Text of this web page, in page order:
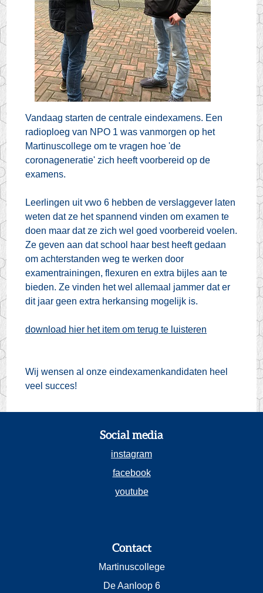
Vandaag starten de centrale eindexamens. Een
radioploeg van NPO 1 was vanmorgen op het
Martinuscollege om te vragen hoe 'de
coronageneratie' zich heeft voorbereid op de
examens.
Leerlingen uit vwo 6 hebben de verslaggever laten
weten dat ze het spannend vinden om examen te
doen maar dat ze zich wel goed voorbereid voelen.
Ze geven aan dat school haar best heeft gedaan
om achterstanden weg te werken door
examentrainingen, flexuren en extra bijles aan te
bieden. Ze vinden het wel allemaal jammer dat er
dit jaar geen extra herkansing mogelijk is.
download hier het item om terug te luisteren
Wij wensen al onze eindexamenkandidaten heel
veel succes!
Social media
instagram
facebook
youtube
Contact
Martinuscollege
De Aanloop 6